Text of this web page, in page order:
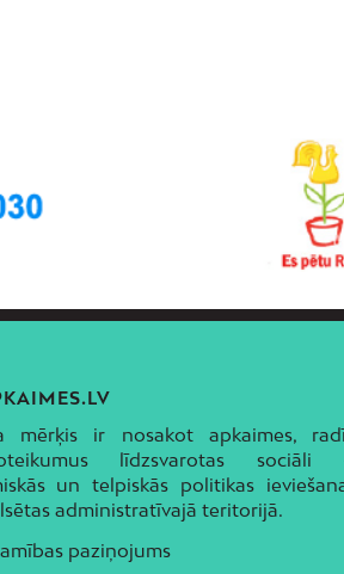
mērķis ir nosakot apkaimes,
līdzsvarotas sociāli
un telpiskās politikas
administratīvajā teritorijā.
paziņojums